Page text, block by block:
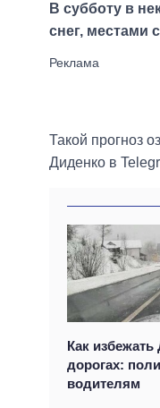
В субботу в
снег, местами
Такой прогноз
Диденко в
Как
дорогах:
водителям